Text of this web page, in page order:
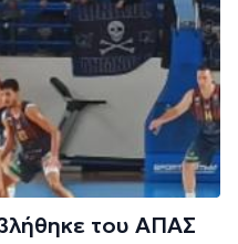
του ΑΠΑΣ